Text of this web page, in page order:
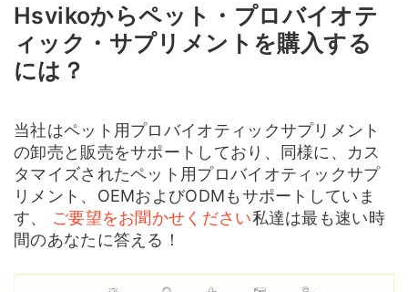
Hsvikoからペット・プロバイオテ
ィック・サプリメントを購入する
には？
当社はペット用プロバイオティックサプリメント
の卸売と販売をサポートしており、同様に、カス
タマイズされたペット用プロバイオティックサプ
リメント、OEMおよびODMもサポートしていま
す、 ご要望をお聞かせください私達は最も速い時
間のあなたに答える！